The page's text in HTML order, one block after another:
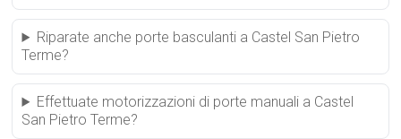
Riparate anche porte basculanti a Castel San Pietro
Terme?
Effettuate motorizzazioni di porte manuali a Castel
San Pietro Terme?